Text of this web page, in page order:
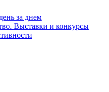
за днем
Выставки и конкурсы